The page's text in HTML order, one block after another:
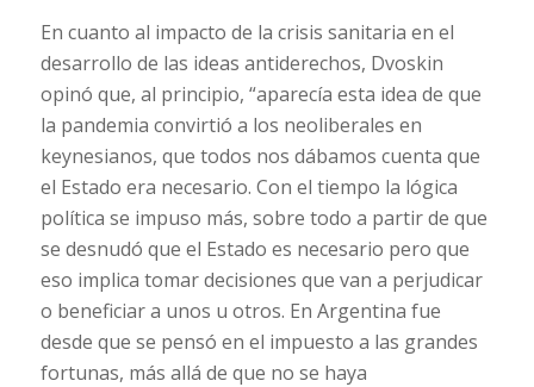
En cuanto al impacto de la crisis sanitaria en el
desarrollo de las ideas antiderechos, Dvoskin
opinó que, al principio, “aparecía esta idea de que
la pandemia convirtió a los neoliberales en
keynesianos, que todos nos dábamos cuenta que
el Estado era necesario. Con el tiempo la lógica
política se impuso más, sobre todo a partir de que
se desnudó que el Estado es necesario pero que
eso implica tomar decisiones que van a perjudicar
o beneficiar a unos u otros. En Argentina fue
desde que se pensó en el impuesto a las grandes
fortunas, más allá de que no se haya